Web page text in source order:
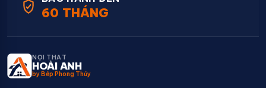
60 THÁNG
NỘI THẤT
HOÀI ANH
by Bếp Phong Thủy